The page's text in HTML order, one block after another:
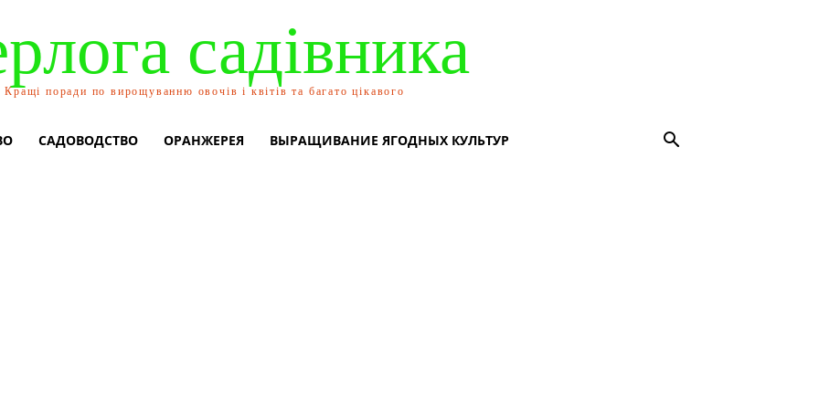
садівника
Кращі поради по вирощуванню овочів і квітів та багато цікавого
САДОВОДСТВО ОРАНЖЕРЕЯ ВЫРАЩИВАНИЕ ЯГОДНЫХ КУЛЬТУР